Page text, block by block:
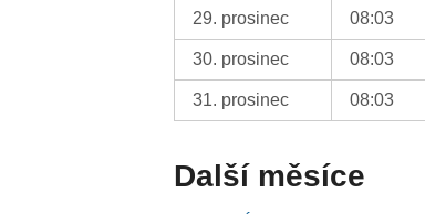
29. prosinec 08:03
30. prosinec 08:03
31. prosinec 08:03
Další měsíce